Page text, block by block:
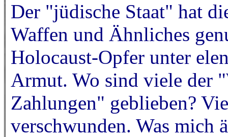
Der "jüdische Staat" hat
Waffen und Ähnliches
Holocaust-Opfer unter
Armut. Wo sind viele der
Zahlungen" geblieben?
verschwunden. Was mich